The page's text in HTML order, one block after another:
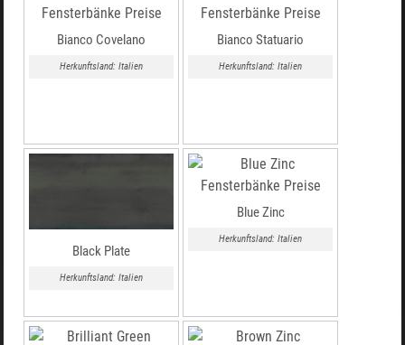
Bianco Covelano
Herkunftsland: Italien
Bianco Statuario
Herkunftsland: Italien
Black Plate
Herkunftsland: Italien
Blue Zinc
Herkunftsland: Italien